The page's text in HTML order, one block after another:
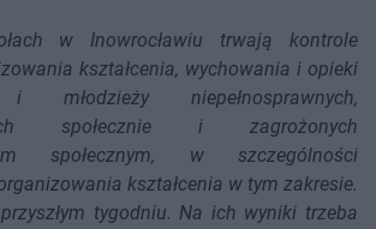
w Inowrocławiu trwają kontrole
kształcenia, wychowania i opieki
niepełnosprawnych,
społecznie i zagrożonych
społecznym, w szczególności
kształcenia w tym zakresie.
tygodniu. Na ich wyniki trzeba